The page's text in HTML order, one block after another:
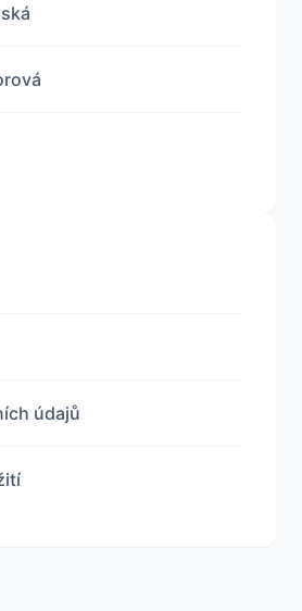
údajů